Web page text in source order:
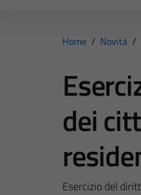
Home / Novità /
dei
Esercizio del